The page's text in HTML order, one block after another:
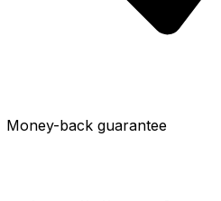
Money-back guarantee